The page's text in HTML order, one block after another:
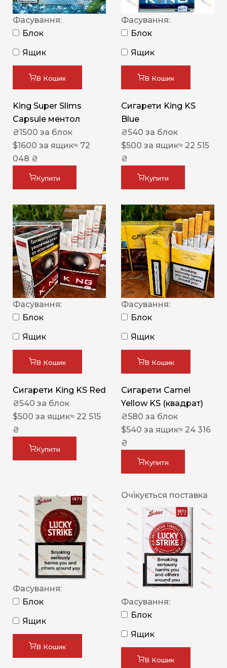
Фасування:
Блок
Ящик
В Кошик
King Super Slims
Capsule ментол
₴1500 за блок
$1600 за ящик≈ 72
048 ₴
Купити
Фасування:
Блок
Ящик
В Кошик
Сигарети King KS
Blue
₴540 за блок
$500 за ящик≈ 22 515
₴
Купити
Фасування:
Блок
Ящик
В Кошик
Сигарети King KS Red
₴540 за блок
$500 за ящик≈ 22 515
₴
Купити
Фасування:
Блок
Ящик
В Кошик
Сигарети Camel
Yellow KS (квадрат)
₴580 за блок
$540 за ящик≈ 24 316
₴
Купити
Фасування:
Блок
Ящик
В Кошик
Очікується поставка
Фасування:
Блок
Ящик
В Кошик